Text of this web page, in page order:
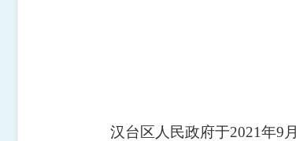
汉台区 人民政府于2021年9 月